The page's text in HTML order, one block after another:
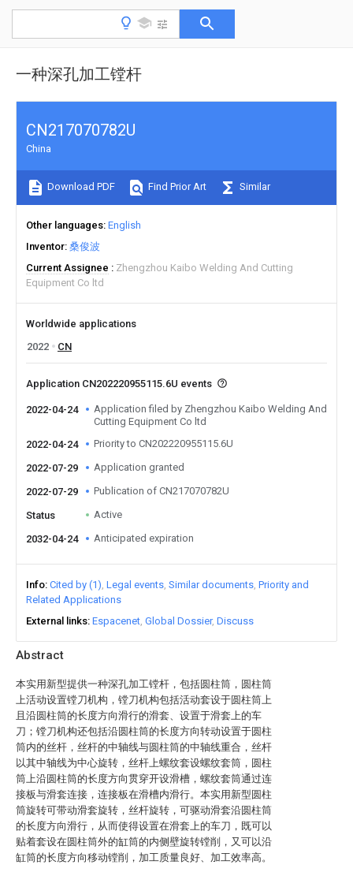
一种深孔加工镗杆
Abstract
本实用新型提供一种深孔加工镗杆，包括圆柱筒，圆柱筒
上活动设置镗刀机构，镗刀机构包括活动套设于圆柱筒上
且沿圆柱筒的长度方向滑行的滑套、设置于滑套上的车
刀；镗刀机构还包括沿圆柱筒的长度方向转动设置于圆柱
筒内的丝杆，丝杆的中轴线与圆柱筒的中轴线重合，丝杆
以其中轴线为中心旋转，丝杆上螺纹套设螺纹套筒，圆柱
筒上沿圆柱筒的长度方向贯穿开设滑槽，螺纹套筒通过连
接板与滑套连接，连接板在滑槽内滑行。本实用新型圆柱
筒旋转可带动滑套旋转，丝杆旋转，可驱动滑套沿圆柱筒
的长度方向滑行，从而使得设置在滑套上的车刀，既可以
贴着套设在圆柱筒外的缸筒的内侧壁旋转镗削，又可以沿
缸筒的长度方向移动镗削，加工质量良好、加工效率高。
CN217070782U
China
Download PDF Find Prior Art Similar
Other languages English
Inventor 桑俊波
Current Assignee
Zhengzhou Kaibo Welding And Cutting
Equipment Co ltd
Worldwide applications
2022
CN
Application CN202220955115.6U events
2022-04-24
Application filed by Zhengzhou Kaibo Welding And
Cutting Equipment Co ltd
2022-04-24
Priority to CN202220955115.6U
2022-07-29 Application granted
2022-07-29 Publication of CN217070782U
Status Active
2032-04-24 Anticipated expiration
Info Cited by (1) Legal events Similar documents Priority and
Related Applications
External links Espacenet Global Dossier Discuss